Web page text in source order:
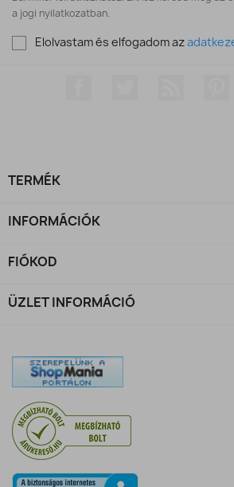
a jogi nyilatkozatban.
Elolvastam és elfogadom az
TERMÉK
INFORMÁCIÓK
FIÓKOD
ÜZLET INFORMÁCIÓ